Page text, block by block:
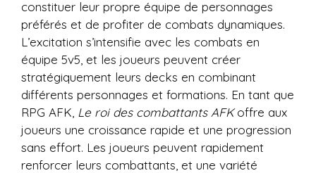
constituer leur propre équipe de personnages
préférés et de profiter de combats dynamiques.
L’excitation s’intensifie avec les combats en
équipe 5v5, et les joueurs peuvent créer
stratégiquement leurs decks en combinant
différents personnages et formations. En tant que
RPG AFK, Le roi des combattants AFKoffre aux
joueurs une croissance rapide et une progression
sans effort. Les joueurs peuvent rapidement
renforcer leurs combattants, et une variété